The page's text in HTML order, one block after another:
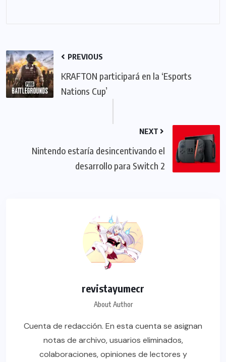
PREVIOUS
KRAFTON participará en la ‘Esports
Nations Cup’
NEXT
Nintendo estaría desincentivando el
desarrollo para Switch 2
revistayumecr
About Author
Cuenta de redacción. En esta cuenta se asignan
notas de archivo, usuarios eliminados,
colaboraciones, opiniones de lectores y